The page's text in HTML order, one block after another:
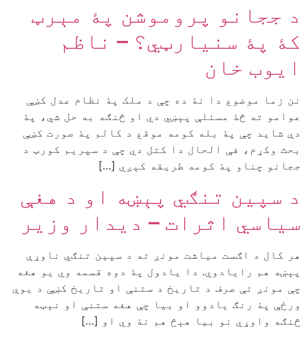
د ججانو پروموشن پۀ مېرټ
کۀ پۀ سنيارټي؟ – ناظم
ايوب خان
نن زما موضوع دا نۀ ده چې د ملک پۀ نظام عدل کښې
عوامو ته څۀ مسئلې پېښي دي او څنګه به حل شي، پۀ
دې شايد چې پۀ بله کومه موقع د کالم پۀ صورت کښې
بحث وکړم، فې الحال دا کتل دي چې د سپريم کورټ د
ججانو چناو پۀ کومه طريقه کېږي […]
د سپين تنګي پېښه او د هغې
سياسي اثرات – ديدار وزير
هر کال د اګست میاشت مونږ ته د سپين تنګي ناوړې
پېښه هم رايادوي. دا يادول پۀ دوه قسمه وي يو هغه
چې مونږ ئې صرف د تاريخ د ستنې او تاريخ کښې د يوې
ورځې پۀ رنګ يادوو او بيا چې هغه ستنې او نېټه
څنګه واوړي نو بيا هېڅ هم نۀ وي او […]